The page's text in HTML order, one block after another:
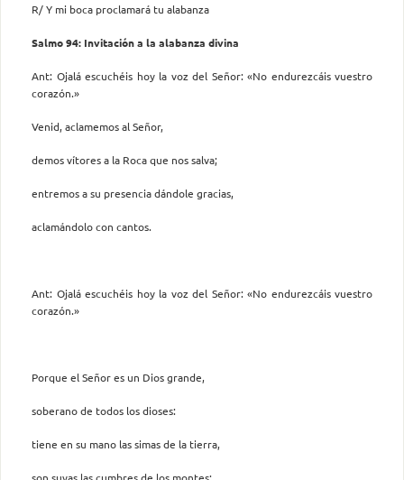
R/ Y mi boca proclamará tu alabanza
Salmo 94: Invitación a la alabanza divina
Ant: Ojalá escuchéis hoy la voz del Señor: «No endurezcáis vuestro
corazón.»
Venid, aclamemos al Señor,
demos vítores a la Roca que nos salva;
entremos a su presencia dándole gracias,
aclamándolo con cantos.
Ant: Ojalá escuchéis hoy la voz del Señor: «No endurezcáis vuestro
corazón.»
Porque el Señor es un Dios grande,
soberano de todos los dioses:
tiene en su mano las simas de la tierra,